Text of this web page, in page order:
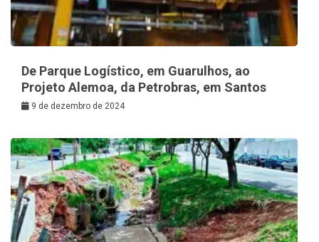
De Parque Logístico, em Guarulhos, ao
Projeto Alemoa, da Petrobras, em Santos
9 de dezembro de 2024